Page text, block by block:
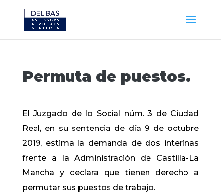
Permuta de puestos.
El Juzgado de lo Social núm. 3 de Ciudad
Real, en su sentencia de día 9 de octubre
2019, estima la demanda de dos interinas
frente a la Administración de Castilla-La
Mancha y declara que tienen derecho a
permutar sus puestos de trabajo.